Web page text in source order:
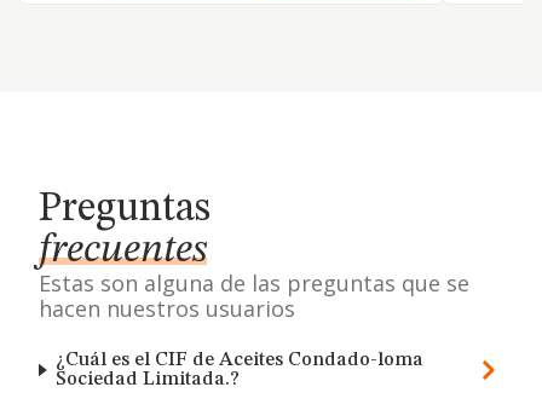
Preguntas
frecuentes
Estas son alguna de las preguntas que se
hacen nuestros usuarios
¿Cuál es el CIF de Aceites Condado-loma
Sociedad Limitada.?